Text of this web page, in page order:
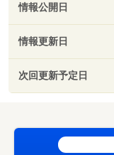
情報公開日
情報更新日
次回更新予定日